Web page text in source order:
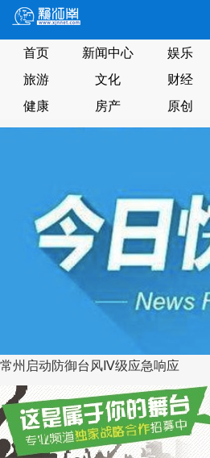
首页 新闻中心 娱乐
旅游
文化 财经
健康
房产 原创
常州启动防御台风Ⅳ级应急响应